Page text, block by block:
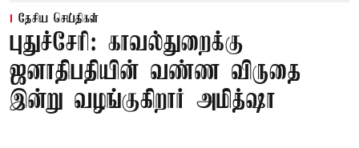
தேசிய செய்திகள்
புதுச்சேரி: காவல்துறைக்கு
ஜனாதிபதியின் வண்ண விருதை
இன்று வழங்குகிறார் அமித்ஷா